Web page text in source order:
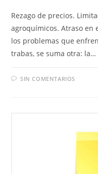
Rezago de precios.
agroquímicos. Atraso en
los problemas que
trabas, se suma otra: la…
SIN COMENTARIOS